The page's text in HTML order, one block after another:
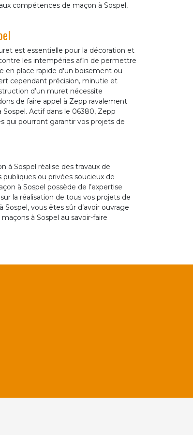
compétences de maçon à Sospel,
est essentielle pour la décoration et
les intempéries afin de permettre
en place rapide d'un boisement ou
cependant précision, minutie et
d’un muret nécessite
de faire appel à Zepp ravalement
Actif dans le 06380, Zepp
qui pourront garantir vos projets de
à Sospel réalise des travaux de
ou privées soucieux de
à Sospel possède de l’expertise
la réalisation de tous vos projets de
vous êtes sûr d’avoir ouvrage
à Sospel au savoir-faire